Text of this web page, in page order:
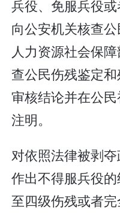
兵役、免服兵役
向公安机关核查
人力资源社会保
查公民伤残鉴定
审核结论并在公
注明。
对依照法律被剥
作出不得服兵役
至四级伤残或者